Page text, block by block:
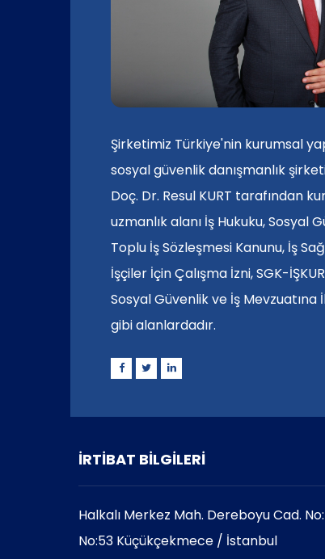
Şirketimiz Türkiye'nin kurumsal
sosyal güvenlik danışmanlık
Doç. Dr. Resul KURT tarafından
uzmanlık alanı İş Hukuku, Sosyal
Toplu İş Sözleşmesi Kanunu, İş
İşçiler İçin Çalışma İzni, SGK-
Sosyal Güvenlik ve İş
gibi alanlardadır.
İRTİBAT BİLGİLERİ
Halkalı Merkez Mah. Dereboyu Cad.
No:53 Küçükçekmece / İstanbul